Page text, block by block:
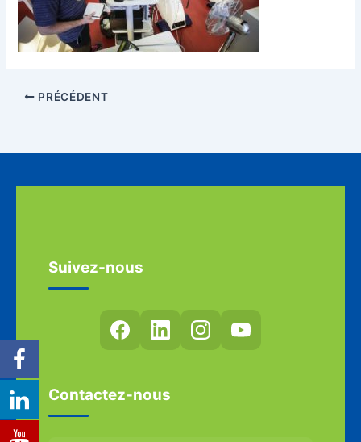
PRÉCÉDENT
Suivez-nous
Contactez-nous